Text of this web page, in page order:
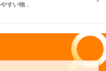
すい物...